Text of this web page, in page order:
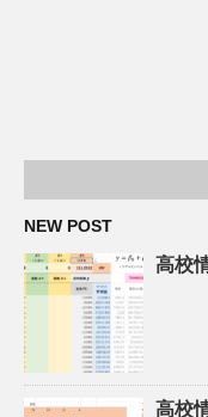
NEW POST
高校
高校